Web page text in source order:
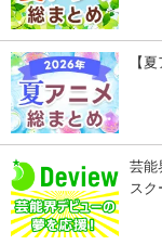
【
芸能
スク